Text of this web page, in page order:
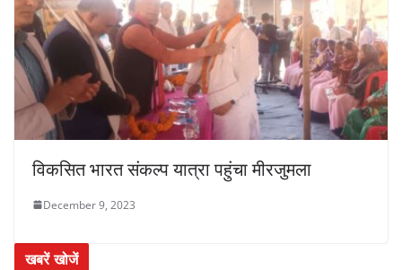
विकसित भारत संकल्प यात्रा पहुंचा मीरजुमला
December 9, 2023
खबरें खोजें